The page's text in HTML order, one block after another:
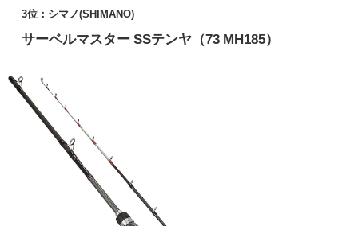
3位：シマノ(SHIMANO)
サーベルマスター SSテンヤ（73 MH185）